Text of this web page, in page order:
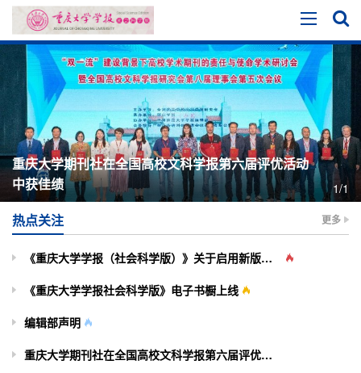
重庆大学期刊社在全国高校文科学报第六届评优活动
中获佳绩
1/1
热点关注 更多
《重庆大学学报（社会科学版）》关于启用新版投审稿系统的通知
《重庆大学学报社会科学版》电子书橱上线
编辑部声明
重庆大学期刊社在全国高校文科学报第六届评优活动中获佳绩